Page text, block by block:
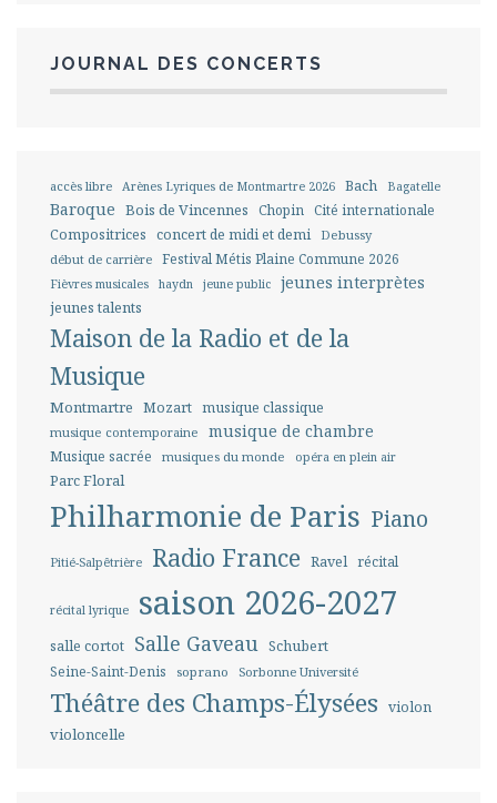
JOURNAL DES CONCERTS
accès libre Arènes Lyriques de Montmartre 2026 Bach Bagatelle
Baroque Bois de Vincennes Chopin Cité internationale
Compositrices concert de midi et demi
Debussy
début de carrière Festival Métis Plaine Commune 2026
Fièvres musicales haydn jeune public jeunes interprètes
jeunes talents
Maison de la Radio et de la
Musique
Montmartre Mozart musique classique
musique contemporaine musique de chambre
Musique sacrée musiques du monde opéra en plein air
Parc Floral
Philharmonie de Paris Piano
Pitié-Salpêtrière Radio France Ravel récital
récital lyrique saison 2026-2027
salle cortot Salle Gaveau Schubert
Seine-Saint-Denis soprano Sorbonne Université
Théâtre des Champs-Élysées violon
violoncelle